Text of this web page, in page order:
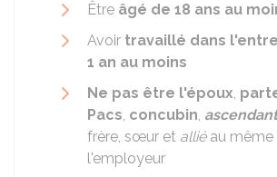
Être âgé de 18 ans au
Avoir travaillé dans
1 an au moins
Ne pas être l'époux,
Pacs, concubin, ascendant
frère, sœur et alliéau même
l'employeur